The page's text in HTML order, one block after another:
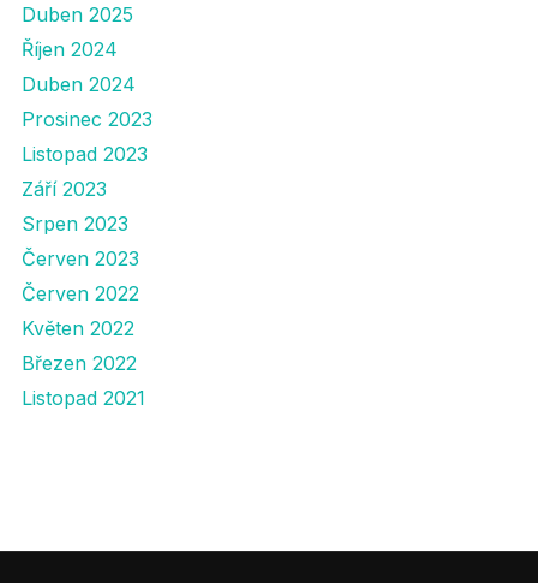
Duben 2025
Říjen 2024
Duben 2024
Prosinec 2023
Listopad 2023
Září 2023
Srpen 2023
Červen 2023
Červen 2022
Květen 2022
Březen 2022
Listopad 2021